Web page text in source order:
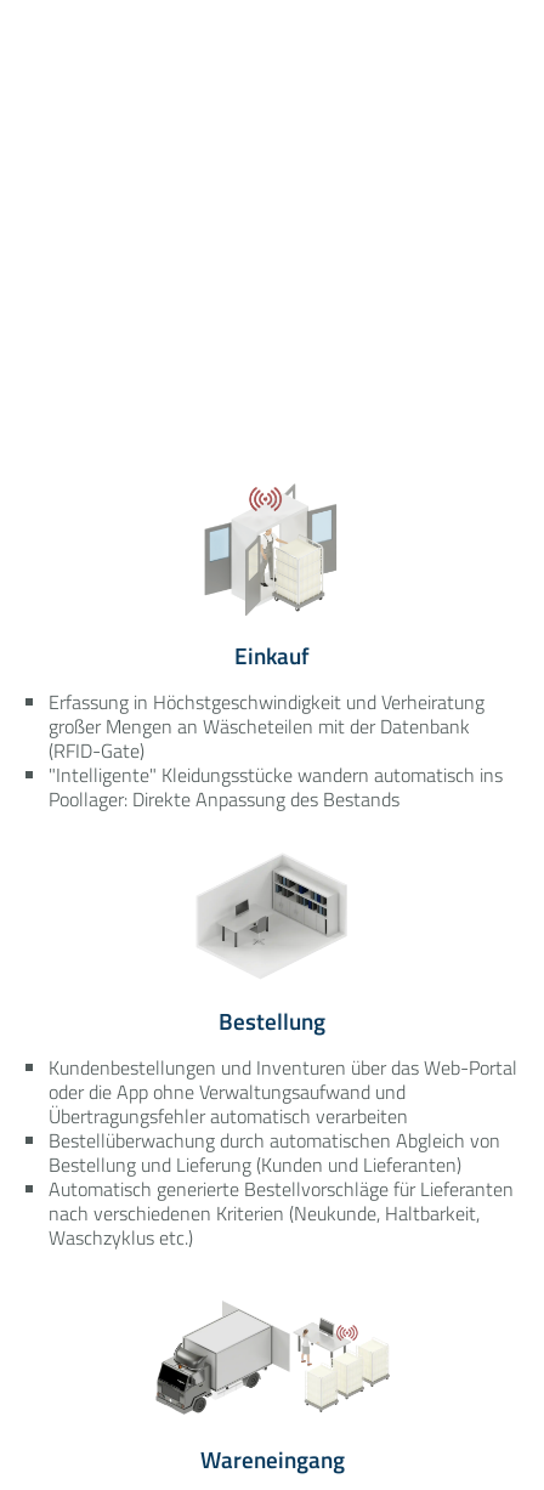
Einkauf
Erfassung in Höchstgeschwindigkeit und Verheiratung
großer Mengen an Wäscheteilen mit der Datenbank
(RFID-Gate)
"Intelligente" Kleidungsstücke wandern automatisch ins
Poollager: Direkte Anpassung des Bestands
Bestellung
Kundenbestellungen und Inventuren über das Web-Portal
oder die App ohne Verwaltungsaufwand und
Übertragungsfehler automatisch verarbeiten
Bestellüberwachung durch automatischen Abgleich von
Bestellung und Lieferung (Kunden und Lieferanten)
Automatisch generierte Bestellvorschläge für Lieferanten
nach verschiedenen Kriterien (Neukunde, Haltbarkeit,
Waschzyklus etc.)
Wareneingang